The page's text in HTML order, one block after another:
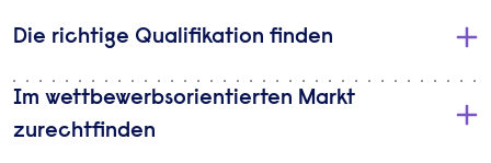
Die richtige Qualifikation finden
Im wettbewerbsorientierten Markt
zurechtfinden